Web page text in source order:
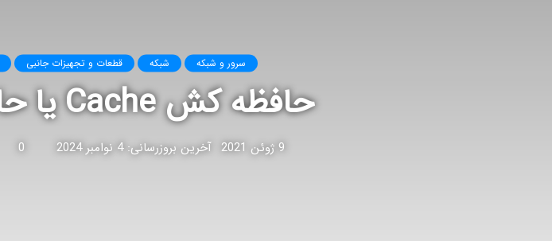
سرور و شبکه شبکه قطعات و تجهیزات جانبی
حافظه کش Cache یا حافظه پنهان چیست؟
9 ژوئن 2021 آخرین بروزرسانی: 4 نوامبر 2024 0